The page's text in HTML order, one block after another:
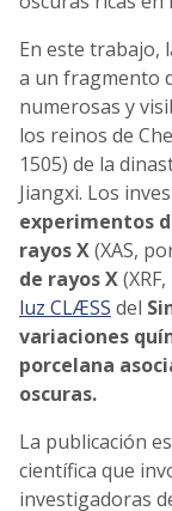
En este trabajo,
a un fragmento
numerosas y
los reinos de
1505) de la
Jiangxi. Los
experimentos
rayos X(XAS,
de rayos X
luz CLÆSS del
variaciones
porcelana
oscuras.
La publicación
científica que
investigadoras